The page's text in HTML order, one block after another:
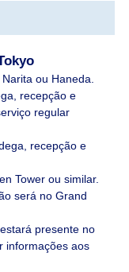
ou Haneda.
recepção e
regular
recepção e
Tower ou similar.
será no Grand
presente no
informações aos